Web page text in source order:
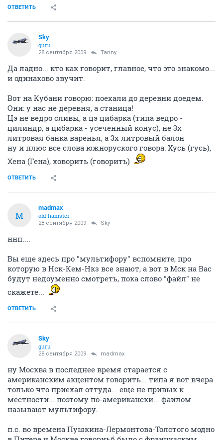
ОТВЕТИТЬ
Sky
guru
28 сентября 2009 Tanny
Да ладно... кто как говорит, главное, что это знакомо...
и одинаково звучит.
Вот на Кубани говорю: поехали до деревни доедем.
Они: у нас не деревня, а станица!
Цэ не ведро сливы, а цэ цибарка (типа ведро -
цилиндр, а цибарка - усеченный конус), не 3х
литровая банка варенья, а 3х литровый балон
ну и плюс все слова южноруского говора: Хусь (гусь),
Хена (Гена), ховорить (говорить)
ОТВЕТИТЬ
M
madmax
old hamster
28 сентября 2009 Sky
ннп....
Вы еще здесь про "мультифору" вспомните, про
которую в Нск-Кем-Нкз все знают, а вот в Мск на Вас
будут недоуменно смотреть, пока слово "файл" не
скажете...
ОТВЕТИТЬ
Sky
guru
28 сентября 2009 madmax
ну Москва в последнее время старается с
американским акцентом говорить... типа я вот вчера
только что приехал оттуда... еще не привык к
местности... поэтому по-американски... файлом
называют мультифору.
п.с. во времена Пушкина-Лермонтова-Толстого модно